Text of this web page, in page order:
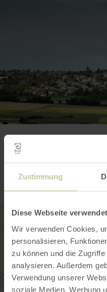
Zustimmung
Diese Webseite
Wir verwenden Cookies,
personalisieren,
zu können und die
analysieren. Außerdem
Verwendung unserer
soziale Medien, Werbung
Kontakt